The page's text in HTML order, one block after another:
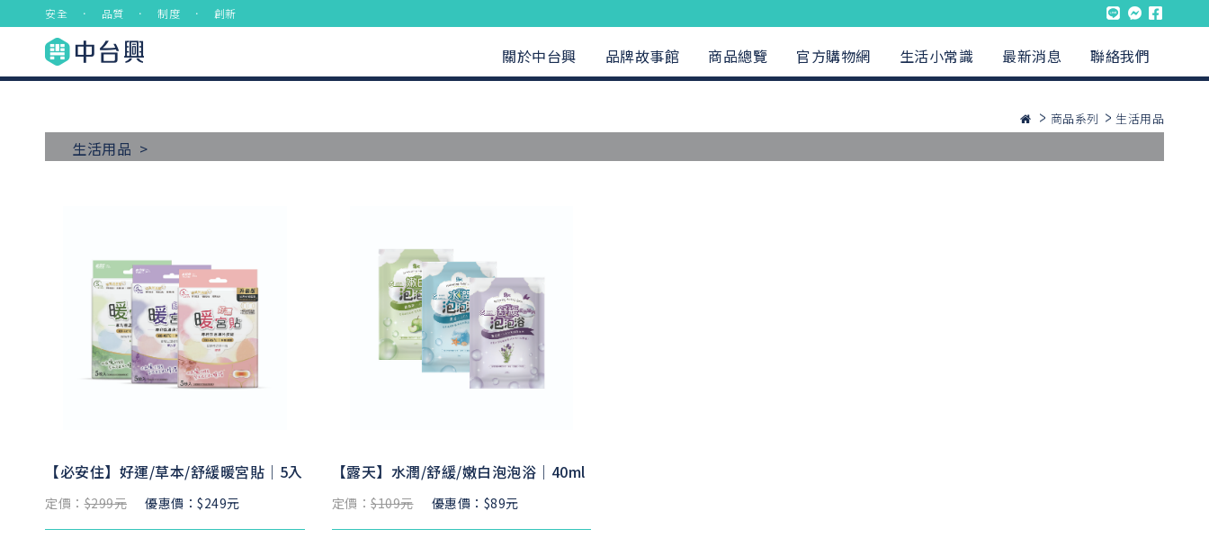
安全 ． 品質 ． 制度 ． 創新
關於中台興 品牌故事館 商品總覽 官方購物網 生活小常識 最新消息 聯絡我們
商品系列 生活用品
生活用品 >
【必安住】好運/草本/舒緩暖宮貼｜5入
定價：$299元 優惠價：$249元
【露天】水潤/舒緩/嫩白泡泡浴｜40ml
定價： $109元 優惠價：$89元